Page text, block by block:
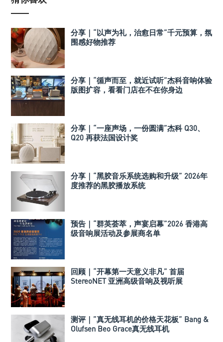
分享｜“以声为礼，治愈日常”千元预算，氛
围感好物推荐
分享｜“循声而至，就近试听”杰科音响体验
版图扩容，看看门店在不在你身边
分享｜“一座声场，一份圆满”杰科 Q30、
Q20 再获法国设计奖
分享｜“黑胶音乐系统选购和升级” 2026年
度推荐的黑胶播放系统
预告｜“群英荟萃，声宴启幕”2026 香港高
级音响展活动及参展商名单
回顾｜“开幕第一天意义非凡” 首届
StereoNET 亚洲高级音响及视听展
测评｜”真无线耳机的价格天花板” Bang &
Olufsen Beo Grace真无线耳机